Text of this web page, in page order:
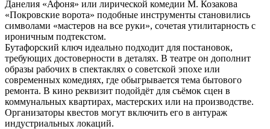
Данелия «Афоня» или лирической комедии М. Козакова
«Покровские ворота» подобные инструменты становились
символами «мастеров на все руки», сочетая утилитарность с
ироничным подтекстом.
Бутафорский ключ идеально подходит для постановок,
требующих достоверности в деталях. В театре он дополнит
образы рабочих в спектаклях о советской эпохе или
современных комедиях, где обыгрывается тема бытового
ремонта. В кино реквизит подойдёт для съёмок сцен в
коммунальных квартирах, мастерских или на производстве.
Организаторы квестов могут включить его в антураж
индустриальных локаций.